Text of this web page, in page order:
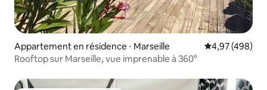
Appartement en résidence ⋅ Marseille Évaluation
4,97 (498)
Rooftop sur Marseille, vue imprenable à 360°